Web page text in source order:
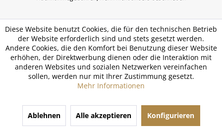
Diese Website benutzt Cookies, die für den technischen Betrieb
der Website erforderlich sind und stets gesetzt werden.
Andere Cookies, die den Komfort bei Benutzung dieser Website
erhöhen, der Direktwerbung dienen oder die Interaktion mit
anderen Websites und sozialen Netzwerken vereinfachen
sollen, werden nur mit Ihrer Zustimmung gesetzt.
Mehr Informationen
Ablehnen Alle akzeptieren Konfigurieren